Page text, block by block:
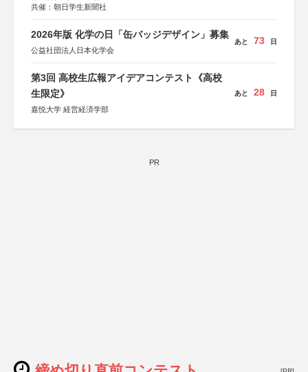
共催：朝日学生新聞社
2026年版 化学の日「缶バッジデザイン」募集
公益社団法人日本化学会
あと 73 日
第3回 高校生広報アイデアコンテスト《高校
生限定》
嘉悦大学 経営経済学部
あと 28 日
PR